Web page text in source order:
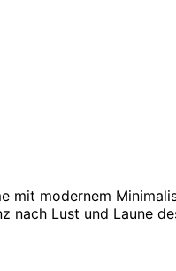
mit modernem
nach Lust und Laune